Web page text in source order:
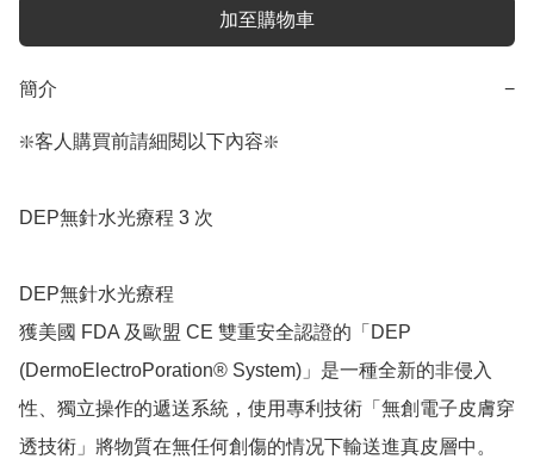
加至購物車
簡介 −
❇️客人購買前請細閱以下內容❇️
DEP無針水光療程 3 次
DEP無針水光療程
獲美國 FDA 及歐盟 CE 雙重安全認證的「DEP
(DermoElectroPoration® System)」是一種全新的非侵入
性、獨立操作的遞送系統，使用專利技術「無創電子皮膚穿
透技術」將物質在無任何創傷的情况下輸送進真皮層中。